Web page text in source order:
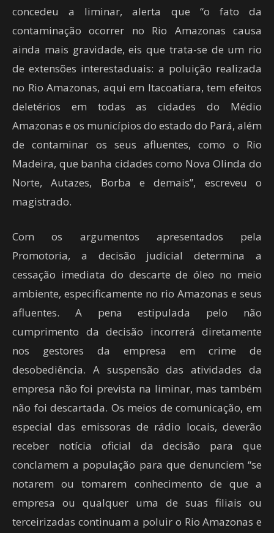
concedeu a liminar, alerta que “o fato da
contaminação ocorrer no Rio Amazonas causa
ainda mais gravidade, eis que trata-se de um rio
de extensões interestaduais: a poluição realizada
no Rio Amazonas, aqui em Itacoatiara, tem efeitos
deletérios em todas as cidades do Médio
Amazonas e os municípios do estado do Pará, além
de contaminar os seus afluentes, como o Rio
Madeira, que banha cidades como Nova Olinda do
Norte, Autazes, Borba e demais”, escreveu o
magistrado.
Com os argumentos apresentados pela
Promotoria, a decisão judicial determina a
cessação imediata do descarte de óleo no meio
ambiente, especificamente no rio Amazonas e seus
afluentes. A pena estipulada pelo não
cumprimento da decisão incorrerá diretamente
nos gestores da empresa em crime de
desobediência. A suspensão das atividades da
empresa não foi prevista na liminar, mas também
não foi descartada. Os meios de comunicação, em
especial das emissoras de rádio locais, deverão
receber notícia oficial da decisão para que
conclamem a população para que denunciem “se
notarem ou tomarem conhecimento de que a
empresa ou qualquer uma de suas filiais ou
terceirizadas continuam a poluir o Rio Amazonas e